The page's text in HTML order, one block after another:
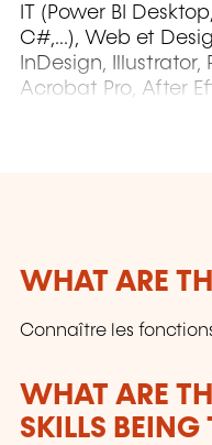
IT (Power BI
C#,...), Web et
InDesign, Illustrator,
Acrobat Pro, After
WHAT ARE
Connaître les
WHAT ARE
SKILLS BEING